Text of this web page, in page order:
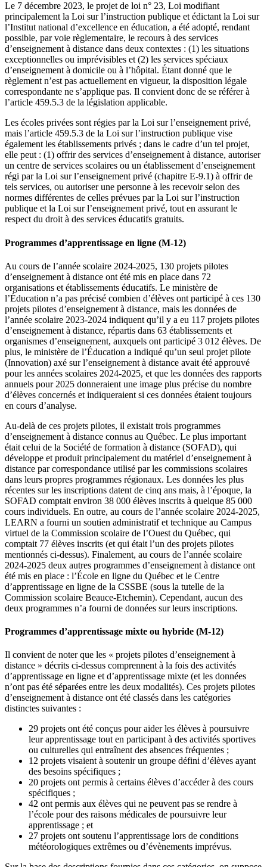
Le 7 décembre 2023, le projet de loi n° 23, Loi modifiant
principalement la Loi sur l’instruction publique et édictant la Loi sur
l’Institut national d’excellence en éducation, a été adopté, rendant
possible, par voie règlementaire, le recours à des services
d’enseignement à distance dans deux contextes : (1) les situations
exceptionnelles ou imprévisibles et (2) les services spéciaux
d’enseignement à domicile ou à l’hôpital. Étant donné que le
règlement n’est pas actuellement en vigueur, la disposition légale
correspondante ne s’applique pas. Il convient donc de se référer à
l’article 459.5.3 de la législation applicable.
Les écoles privées sont régies par la Loi sur l’enseignement privé,
mais l’article 459.5.3 de la Loi sur l’instruction publique vise
également les établissements privés ; dans le cadre d’un tel projet,
elle peut : (1) offrir des services d’enseignement à distance, autoriser
un centre de services scolaires ou un établissement d’enseignement
régi par la Loi sur l’enseignement privé (chapitre E-9.1) à offrir de
tels services, ou autoriser une personne à les recevoir selon des
normes différentes de celles prévues par la Loi sur l’instruction
publique et la Loi sur l’enseignement privé, tout en assurant le
respect du droit à des services éducatifs gratuits.
Programmes d’apprentissage en ligne (M-12)
Au cours de l’année scolaire 2024-2025, 130 projets pilotes
d’enseignement à distance ont été mis en place dans 72
organisations et établissements éducatifs. Le ministère de
l’Éducation n’a pas précisé combien d’élèves ont participé à ces 130
projets pilotes d’enseignement à distance, mais les données de
l’année scolaire 2023-2024 indiquent qu’il y a eu 117 projets pilotes
d’enseignement à distance, répartis dans 63 établissements et
organismes d’enseignement, auxquels ont participé 3 012 élèves. De
plus, le ministère de l’Éducation a indiqué qu’un seul projet pilote
(Innovation) axé sur l’enseignement à distance avait été approuvé
pour les années scolaires 2024-2025, et que les données des rapports
annuels pour 2025 donneraient une image plus précise du nombre
d’élèves concernés et indiqueraient si ces données étaient toujours
en cours d’analyse.
Au-delà de ces projets pilotes, il existait trois programmes
d’enseignement à distance connus au Québec. Le plus important
était celui de la Société de formation à distance (SOFAD), qui
développe et produit principalement du matériel d’enseignement à
distance par correspondance utilisé par les commissions scolaires
dans leurs propres programmes régionaux. Les données les plus
récentes sur les inscriptions datent de cinq ans mais, à l’époque, la
SOFAD comptait environ 38 000 élèves inscrits à quelque 85 000
cours individuels. En outre, au cours de l’année scolaire 2024-2025,
LEARN a fourni un soutien administratif et technique au Campus
virtuel de la Commission scolaire de l’Ouest du Québec, qui
comptait 77 élèves inscrits (et qui était l’un des projets pilotes
mentionnés ci-dessus). Finalement, au cours de l’année scolaire
2024-2025 deux autres programmes d’enseignement à distance ont
été mis en place : l’École en ligne du Québec et le Centre
d’apprentissage en ligne de la CSSBE (sous la tutelle de la
Commission scolaire Beauce-Etchemin). Cependant, aucun des
deux programmes n’a fourni de données sur leurs inscriptions.
Programmes d’apprentissage mixte ou hybride (M-12)
Il convient de noter que les « projets pilotes d’enseignement à
distance » décrits ci-dessus comprennent à la fois des activités
d’apprentissage en ligne et d’apprentissage mixte (et les données
n’ont pas été séparées entre les deux modalités). Ces projets pilotes
d’enseignement à distance ont été classés dans les catégories
distinctes suivantes :
29 projets ont été conçus pour aider les élèves à poursuivre
leur apprentissage tout en participant à des activités sportives
ou culturelles qui entraînent des absences fréquentes ;
12 projets visaient à soutenir un groupe défini d’élèves ayant
des besoins spécifiques ;
20 projets ont permis à certains élèves d’accéder à des cours
spécifiques ;
42 ont permis aux élèves qui ne peuvent pas se rendre à
l’école pour des raisons médicales de poursuivre leur
apprentissage ; et
27 projets ont soutenu l’apprentissage lors de conditions
météorologiques extrêmes ou d’évènements imprévus.